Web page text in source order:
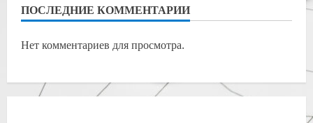
ПОСЛЕДНИЕ КОММЕНТАРИИ
Нет комментариев для просмотра.